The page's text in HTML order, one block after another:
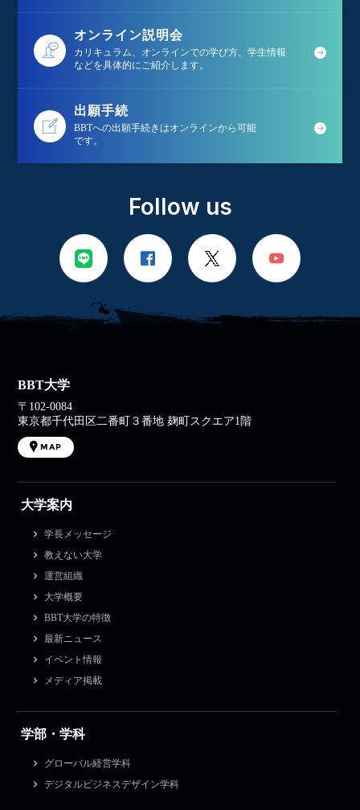
オンライン説明会
カリキュラム、オンラインでの学び方、学生情報
などを具体的にご紹介します。
出願手続
BBTへの出願手続きはオンラインから可能
です。
Follow us
BBT大学
〒102-0084
東京都千代田区二番町３番地 麹町スクエア1階
MAP
大学案内
学長メッセージ
教えない大学
運営組織
大学概要
BBT大学の特徴
最新ニュース
イベント情報
メディア掲載
学部・学科
グローバル経営学科
デジタルビジネスデザイン学科